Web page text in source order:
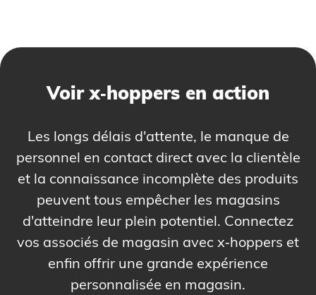
Voir x‑hoppers en action
Les longs délais d'attente, le manque de
personnel en contact direct avec la clientèle
et la connaissance incomplète des produits
peuvent tous empêcher les magasins
d'atteindre leur plein potentiel. Connectez
vos associés de magasin avec x‑hoppers et
enfin offrir une grande expérience
personnalisée en magasin.